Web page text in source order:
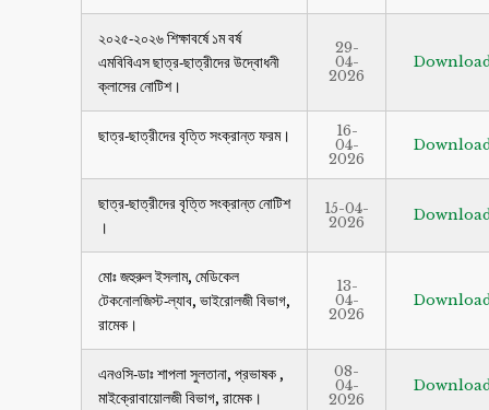
২০২৫-২০২৬ শিক্ষাবর্ষে ১ম বর্ষ
এমবিবিএস ছাত্র-ছাত্রীদের উদ্বোধনী
ক্লাসের নোটিশ।
29-
04-
2026
ছাত্র-ছাত্রীদের বৃত্তি সংক্রান্ত ফরম। 16-
04-
2026
ছাত্র-ছাত্রীদের বৃত্তি সংক্রান্ত নোটিশ
।
15-04-
2026
মোঃ জহুরুল ইসলাম, মেডিকেল
টেকনোলজিস্ট-ল্যাব, ভাইরোলজী বিভাগ,
রামেক।
13-
04-
2026
এনওসি-ডাঃ শাপলা সুলতানা, প্রভাষক ,
মাইক্রোবায়োলজী বিভাগ, রামেক।
08-
04-
2026